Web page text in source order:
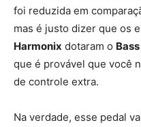
foi reduzida em
mas é justo dizer que os
Harmonix dotaram o
que é provável que você
de controle extra.
Na verdade, esse pedal